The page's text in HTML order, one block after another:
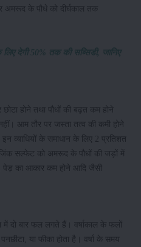
अमरूद के पौधे को दीर्घकाल तक
देगी 50% तक की सब्सिडी, जानिए
होने तथा पौधों की बढ़त कम होने
आम तौर पर जस्ता तत्व की कमी होने
व्याधियों के समाधान के लिए 2 प्रतिशत
सल्फेट को अमरूद के पौधों की जड़ों में
पेड़ का आकार कम होने आदि जैसी
दो बार फल लगते हैं। वर्षाकाल के फलों
या फीका होता है। वर्षा के समय